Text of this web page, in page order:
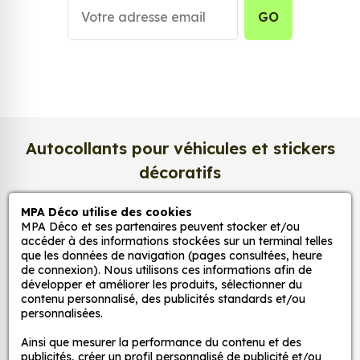
précision exceptionnelle. Les couleurs sont
légèrement satiné. Ce support haut de gamme
garantit une excellente stabilité dans le temps, une
surface lisse au toucher, et une fidélité des teintes
éclat, sans reflets gênants ni décoloration due à la
lumière.
Une impression photo professionnelle
haute définition
Chaque affiche est produite avec des
rendu d’image précis et durable. Nos imprimantes
GO
Autocollants pour véhicules et stickers
décoratifs
MPA Déco
Nos services
Nos sites
MPA Déco utilise des cookies
MPA Déco et ses partenaires peuvent stocker et/ou
accéder à des informations stockées sur un terminal telles
que les données de navigation (pages consultées, heure
de connexion). Nous utilisons ces informations afin de
développer et améliorer les produits, sélectionner du
contenu personnalisé, des publicités standards et/ou
personnalisées.
Ainsi que mesurer la performance du contenu et des
publicités, créer un profil personnalisé de publicité et/ou